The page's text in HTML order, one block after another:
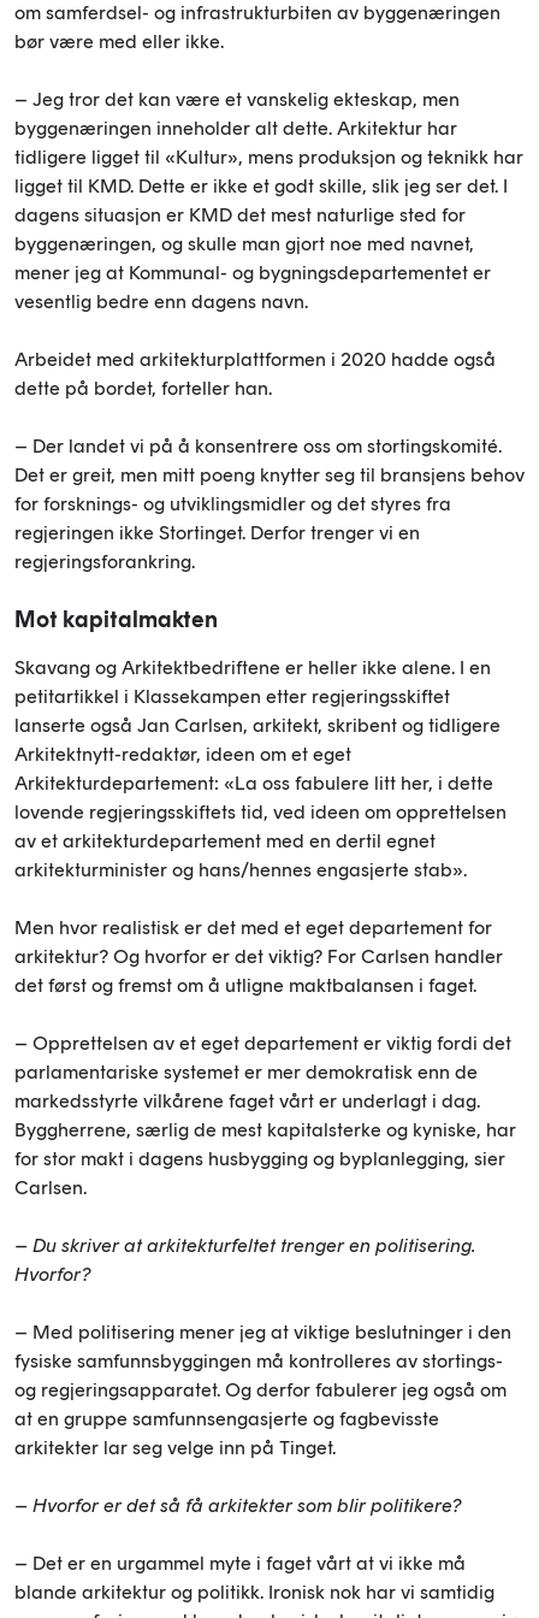
om samferdsel- og infrastrukturbiten av byggenæringen
bør være med eller ikke.
– Jeg tror det kan være et vanskelig ekteskap, men
byggenæringen inneholder alt dette. Arkitektur har
tidligere ligget til «Kultur», mens produksjon og teknikk har
ligget til KMD. Dette er ikke et godt skille, slik jeg ser det. I
dagens situasjon er KMD det mest naturlige sted for
byggenæringen, og skulle man gjort noe med navnet,
mener jeg at Kommunal- og bygningsdepartementet er
vesentlig bedre enn dagens navn.
Arbeidet med arkitekturplattformen i 2020 hadde også
dette på bordet, forteller han.
– Der landet vi på å konsentrere oss om stortingskomité.
Det er greit, men mitt poeng knytter seg til bransjens behov
for forsknings- og utviklingsmidler og det styres fra
regjeringen ikke Stortinget. Derfor trenger vi en
regjeringsforankring.
Mot kapitalmakten
Skavang og Arkitektbedriftene er heller ikke alene. I en
petitartikkel i Klassekampen etter regjeringsskiftet
lanserte også Jan Carlsen, arkitekt, skribent og tidligere
Arkitektnytt-redaktør, ideen om et eget
Arkitekturdepartement: «La oss fabulere litt her, i dette
lovende regjeringsskiftets tid, ved ideen om opprettelsen
av et arkitekturdepartement med en dertil egnet
arkitekturminister og hans/hennes engasjerte stab».
Men hvor realistisk er det med et eget departement for
arkitektur? Og hvorfor er det viktig? For Carlsen handler
det først og fremst om å utligne maktbalansen i faget.
– Opprettelsen av et eget departement er viktig fordi det
parlamentariske systemet er mer demokratisk enn de
markedsstyrte vilkårene faget vårt er underlagt i dag.
Byggherrene, særlig de mest kapitalsterke og kyniske, har
for stor makt i dagens husbygging og byplanlegging, sier
Carlsen.
– Du skriver at arkitekturfeltet trenger en politisering.
Hvorfor?
– Med politisering mener jeg at viktige beslutninger i den
fysiske samfunnsbyggingen må kontrolleres av stortings-
og regjeringsapparatet. Og derfor fabulerer jeg også om
at en gruppe samfunnsengasjerte og fagbevisste
arkitekter lar seg velge inn på Tinget.
– Hvorfor er det så få arkitekter som blir politikere?
– Det er en urgammel myte i faget vårt at vi ikke må
blande arkitektur og politikk. Ironisk nok har vi samtidig